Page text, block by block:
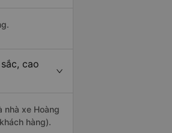
cao
nhà xe Hoàng
hàng).